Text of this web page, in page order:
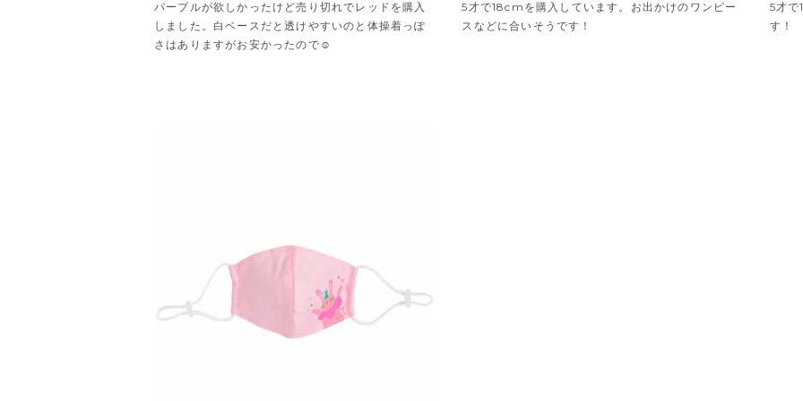
パープルが欲しかったけど売り切れでレッドを購入
しました。白ベースだと透けやすいのと体操着っぽ
さはありますがお安かったので☺︎
5才で18cmを購入しています。お出かけのワンピー
スなどに合いそうです！
5才で
す！